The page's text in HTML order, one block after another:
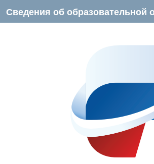
Сведения об образовательной